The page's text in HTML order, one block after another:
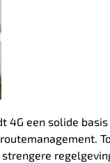
4G een solide